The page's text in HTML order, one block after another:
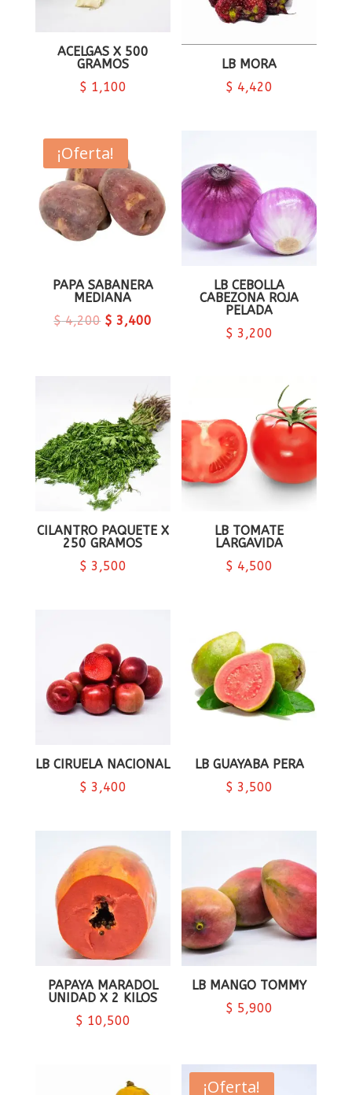
ACELGAS X 500
GRAMOS
$ 1,100
LB MORA
$ 4,420
¡Oferta!
PAPA SABANERA
MEDIANA
$4,200 $ 3,400
LB CEBOLLA
CABEZONA ROJA
PELADA
$ 3,200
CILANTRO PAQUETE X
250 GRAMOS
$ 3,500
LB TOMATE
LARGAVIDA
$ 4,500
LB CIRUELA NACIONAL
$ 3,400
LB GUAYABA PERA
$ 3,500
PAPAYA MARADOL
UNIDAD X 2 KILOS
$ 10,500
LB MANGO TOMMY
$ 5,900
¡Oferta!